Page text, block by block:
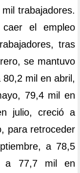
trabajadores.
el empleo
tras
se mantuvo
mil en abril,
79,4 mil en
julio, creció a
para retroceder
a 78,5
a 77,7 mil en